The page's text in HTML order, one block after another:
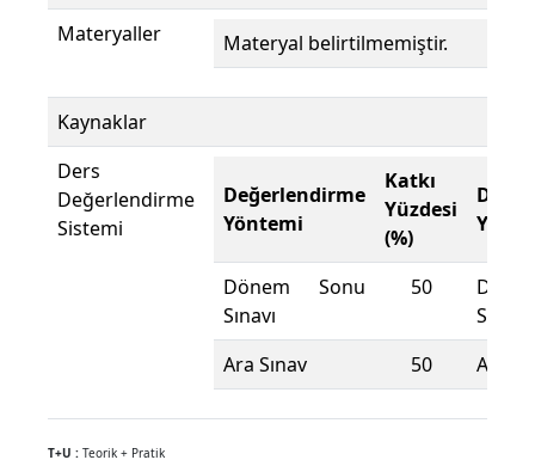
Materyaller
Materyal belirtilmemiştir.
Kaynaklar
Ders
Değerlendirme
Sistemi
Değerlendirme
Yöntemi
Katkı
Yüzdesi
(%)
Dönem Sonu
Sınavı
50
Sınavı
Ara Sınav
50 Ara
T+U : Teorik + Pratik